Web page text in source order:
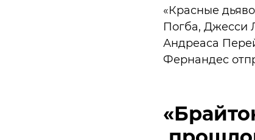
«Красные
Погба, Джесси
Андреаса
Фернандес